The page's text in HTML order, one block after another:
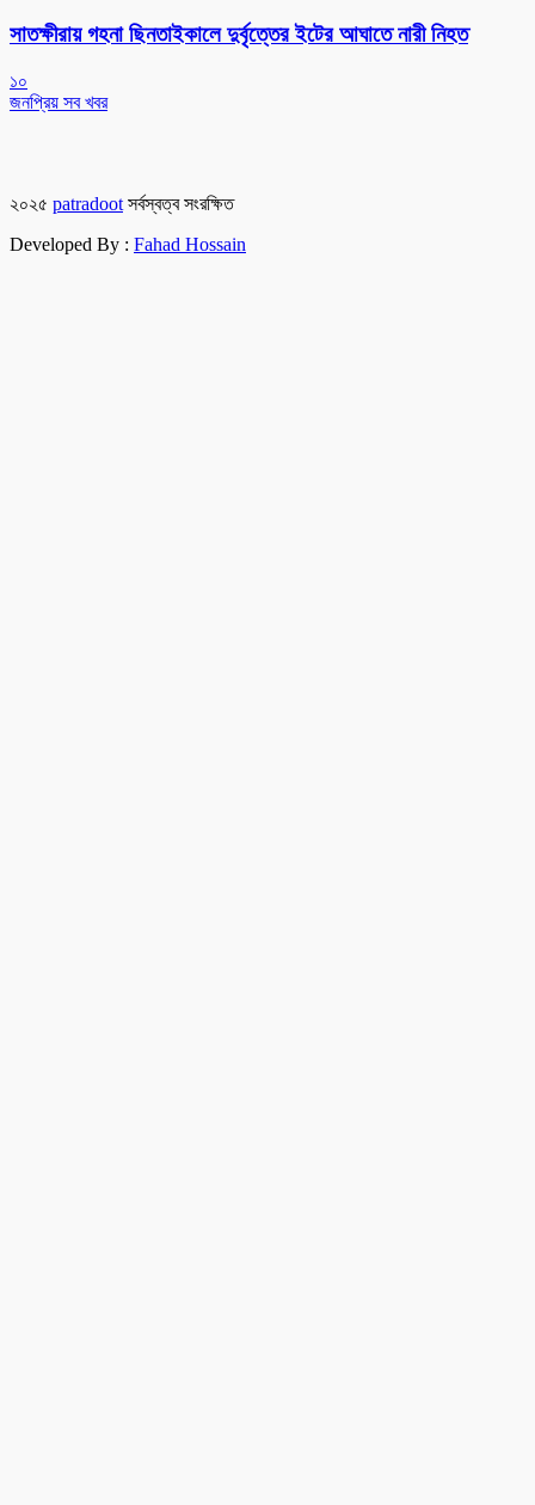
সাতক্ষীরায় গহনা ছিনতাইকালে দুর্বৃত্তের ইটের আঘাতে নারী নিহত
১০
জনপ্রিয় সব খবর
২০২৫ patradoot সর্বস্বত্ব সংরক্ষিত
Developed By : Fahad Hossain